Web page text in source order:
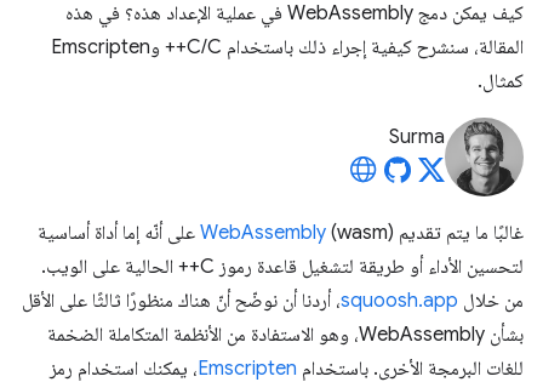
كيف يمكن دمج WebAssembly في عملية الإعداد هذه؟ في هذه
المقالة، سنشرح كيفية إجراء ذلك باستخدام C/C++ وEmscripten
كمثال.
Surma
غالبًا ما يتم تقديم WebAssembly (wasm) على أنّه إما أداة أساسية
لتحسين الأداء أو طريقة لتشغيل قاعدة رموز C++ الحالية على الويب.
من خلال squoosh.app، أردنا أن نوضّح أنّ هناك منظورًا ثالثًا على الأقل
بشأن WebAssembly، وهو الاستفادة من الأنظمة المتكاملة الضخمة
للغات البرمجة الأخرى. باستخدام Emscripten، يمكنك استخدام رمز